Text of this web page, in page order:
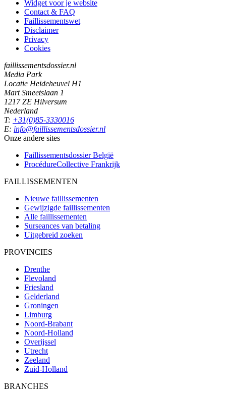
Widget voor je website
Contact & FAQ
Faillissementswet
Disclaimer
Privacy
Cookies
faillissementsdossier.nl
Media Park
Locatie Heideheuvel H1
Mart Smeetslaan 1
1217 ZE Hilversum
Nederland
T: +31(0)85-3330016
E: info@faillissementsdossier.nl
Onze andere sites
Faillissementsdossier België
ProcédureCollective Frankrijk
FAILLISSEMENTEN
Nieuwe faillissementen
Gewijzigde faillissementen
Alle faillissementen
Surseances van betaling
Uitgebreid zoeken
PROVINCIES
Drenthe
Flevoland
Friesland
Gelderland
Groningen
Limburg
Noord-Brabant
Noord-Holland
Overijssel
Utrecht
Zeeland
Zuid-Holland
BRANCHES